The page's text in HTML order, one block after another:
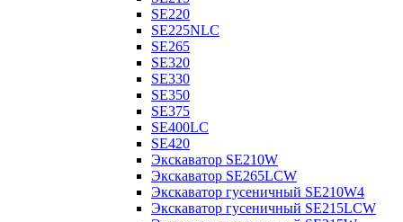
SE220
SE225NLC
SE265
SE320
SE330
SE350
SE375
SE400LC
SE420
Экскаватор SE210W
Экскаватор SE265LCW
Экскаватор гусеничный SE210W4
Экскаватор гусеничный SE215LCW